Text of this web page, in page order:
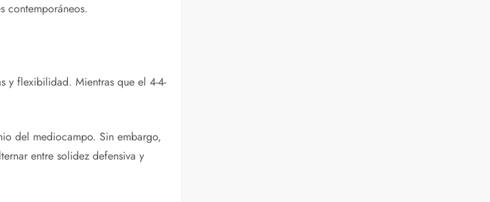
contemporáneos.
y flexibilidad. Mientras que el 4-4-
del mediocampo. Sin embargo,
entre solidez defensiva y